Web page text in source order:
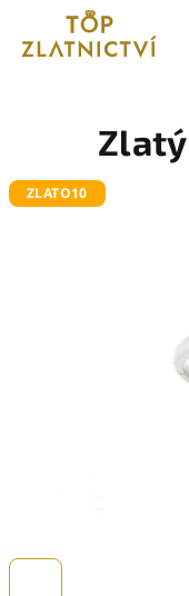
obsah
ZLATO10